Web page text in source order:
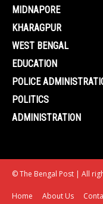
MIDNAPORE
KHARAGPUR
WEST BENGAL
EDUCATION
POLICE
POLITICS
ADMINISTRATION
© The Bengal Post | All
Home About Us